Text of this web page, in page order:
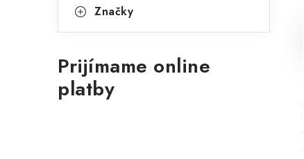
Značky
Prijímame online
platby